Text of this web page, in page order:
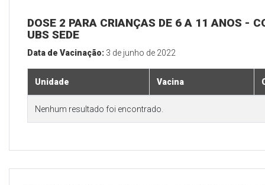
DOSE 2 PARA CRIANÇAS DE 6 A 11 ANOS -
UBS SEDE
Data de Vacinação: 3 de junho de 2022
Unidade Vacina
Nenhum resultado foi encontrado.